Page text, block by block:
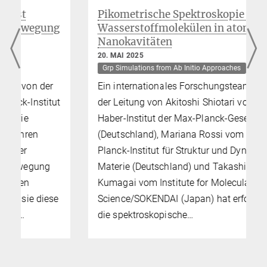
Pikometrische Spektroskopie von
Wasserstoffmolekülen in atomaren
Nanokavitäten
Grp Simulations from Ab Initio Approaches
Ein internationales Forschungsteam unter
der Leitung von Akitoshi Shiotari vom Fritz-
Haber-Institut der Max-Planck-Gesellschaft
(Deutschland), Mariana Rossi vom Max-
Planck-Institut für Struktur und Dynamik der
Materie (Deutschland) und Takashi
Kumagai vom Institute for Molecular
Science/SOKENDAI (Japan) hat erfolgreich
die spektroskopische…